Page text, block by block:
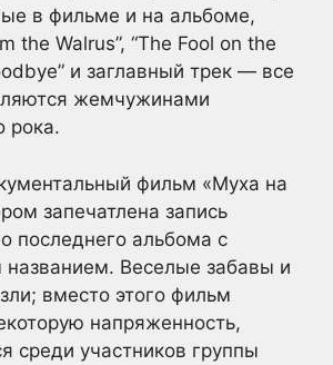
в фильме и на альбоме,
the Walrus”, “The Fool on the
и заглавный трек — все
жемчужинами
рока.
фильм «Муха на
запечатлена запись
последнего альбома с
Веселые забавы и
вместо этого фильм
напряженность,
среди участников группы